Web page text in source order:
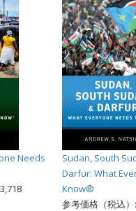
Needs
Sudan, South
Darfur: What
Know®
参考価格（税込